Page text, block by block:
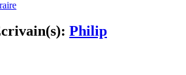
Philip